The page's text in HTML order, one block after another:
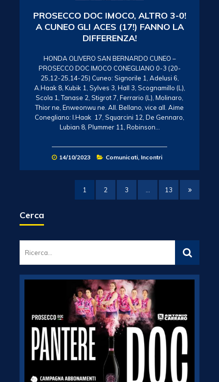
PROSECCO DOC IMOCO, ALTRO 3-0!
A CUNEO GLI ACES (17!) FANNO LA
DIFFERENZA!
HONDA OLIVERO SAN BERNARDO CUNEO –
PROSECCO DOC IMOCO CONEGLIANO 0-3 (20-
25,12-25,14-25) Cuneo: Signorile 1, Adelusi 6,
A.Haak 8, Kubik 1, Sylves 3, Hall 3, Scognamillo (L),
Scola 1, Tanase 2, Stigrot 7, Ferrario (L), Molinaro,
Thior ne, Enweonwu ne. All. Bellano, vice all. Aime
Conegliano: I.Haak 17, Squarcini 12, De Gennaro,
Lubian 8, Plummer 11, Robinson…
14/10/2023 Comunicati, Incontri
1 2 3 13
Cerca